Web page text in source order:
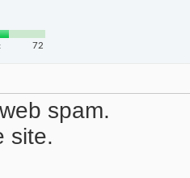
72
spam.
site.